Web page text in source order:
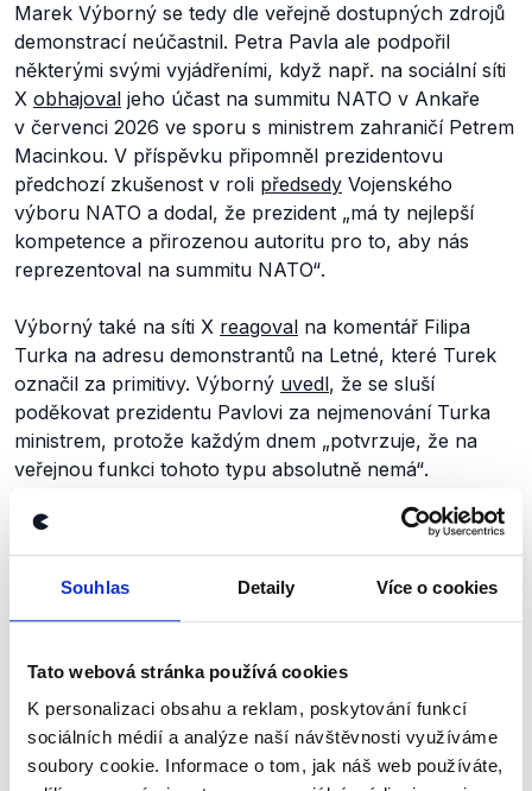
Souhlas Detaily Více o cookies
Tato webová stránka používá cookies
K personalizaci obsahu a reklam, poskytování funkcí
sociálních médií a analýze naší návštěvnosti využíváme
soubory cookie. Informace o tom, jak náš web používáte,
Marek Výborný se tedy dle veřejně dostupných zdrojů
demonstrací neúčastnil. Petra Pavla ale podpořil
některými svými vyjádřeními, když např. na sociální síti
X obhajoval jeho účast na summitu NATO v Ankaře
v červenci 2026 ve sporu s ministrem zahraničí Petrem
Macinkou. V příspěvku připomněl prezidentovu
předchozí zkušenost v roli předsedy Vojenského
výboru NATO a dodal, že prezident „má ty nejlepší
kompetence a přirozenou autoritu pro to, aby nás
reprezentoval na summitu NATO“.
Výborný také na síti X reagoval na komentář Filipa
Turka na adresu demonstrantů na Letné, které Turek
označil za primitivy. Výborný uvedl, že se sluší
poděkovat prezidentu Pavlovi za nejmenování Turka
ministrem, protože každým dnem „potvrzuje, že na
veřejnou funkci tohoto typu absolutně nemá“.
V čem je výrok zavádějící?
Marek Výborný v kontextu výroku reaguje na
moderátorku, která se ptá, jestli opoziční politici svou
nenapomáhají vnímání prezidenta Petra Pavla jakožto
lídra opozice. Podle něj tento narativ šíří jen současná
vláda. Výborný se sice demonstrací na podporu hlavy
státu nezúčastnil, respektive z nich nezveřejnil žádná